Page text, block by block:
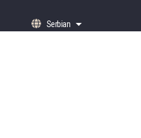
Serbian
List additional